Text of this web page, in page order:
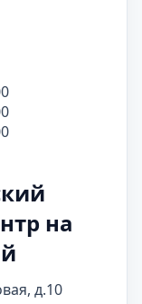
на
д.10